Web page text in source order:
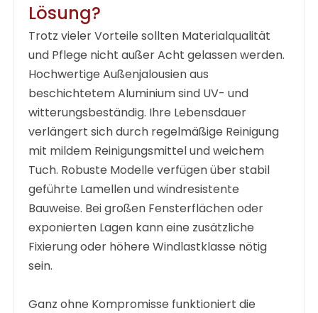
Lösung?
Trotz vieler Vorteile sollten Materialqualität
und Pflege nicht außer Acht gelassen werden.
Hochwertige Außenjalousien aus
beschichtetem Aluminium sind UV- und
witterungsbeständig. Ihre Lebensdauer
verlängert sich durch regelmäßige Reinigung
mit mildem Reinigungsmittel und weichem
Tuch. Robuste Modelle verfügen über stabil
geführte Lamellen und windresistente
Bauweise. Bei großen Fensterflächen oder
exponierten Lagen kann eine zusätzliche
Fixierung oder höhere Windlastklasse nötig
sein.
Ganz ohne Kompromisse funktioniert die